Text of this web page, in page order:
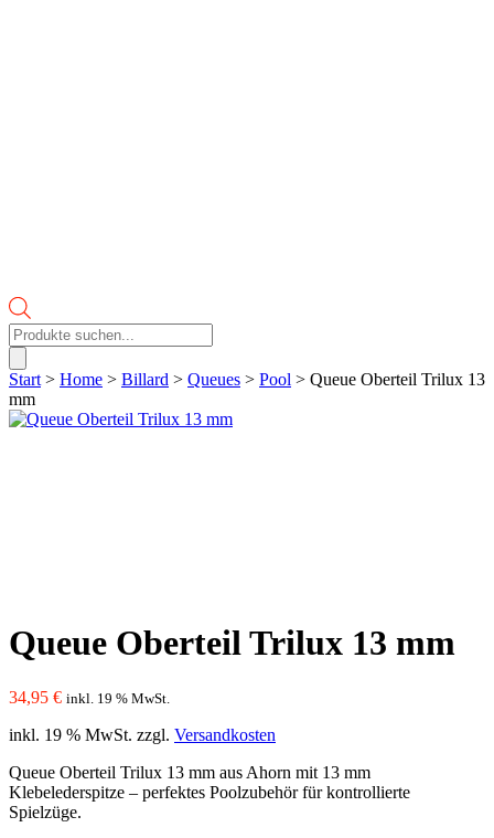
Products
search
Start > Home > Billard > Queues > Pool > Queue Oberteil Trilux 13
mm
Queue Oberteil Trilux 13 mm
34,95 € inkl. 19 % MwSt.
inkl. 19 % MwSt. zzgl. Versandkosten
Queue Oberteil Trilux 13 mm aus Ahorn mit 13 mm
Klebelederspitze – perfektes Poolzubehör für kontrollierte
Spielzüge.